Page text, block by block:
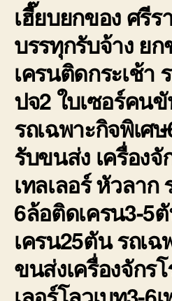
เฮี๊ยบยกของ ศรี
บรรทุกรับจ้าง ย
เครนติดกระเช้า
ปจ2 ใบเซอร์คนขั
รถเฉพาะกิจพิเศ
รับขนส่ง เครื่องจั
เทลเลอร์ หัวลาก
6ล้อติดเครน3-5
เครน25ตัน รถเ
ขนส่งเครื่องจักร